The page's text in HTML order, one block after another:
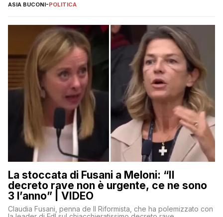
ASIA BUCONI-POLITICA
La stoccata di Fusani a Meloni: “Il
decreto rave non è urgente, ce ne sono
3 l’anno” | VIDEO
Claudia Fusani, penna de Il Riformista, che ha polemizzato con